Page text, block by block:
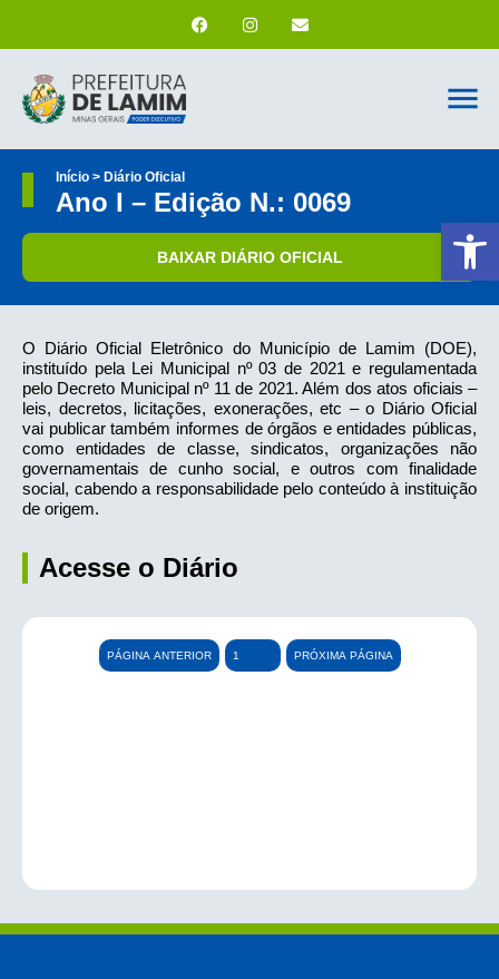
Início > Diário Oficial
Ano I – Edição N.: 0069
BAIXAR DIÁRIO OFICIAL
O Diário Oficial Eletrônico do Município de Lamim (DOE),
instituído pela Lei Municipal nº 03 de 2021 e regulamentada
pelo Decreto Municipal nº 11 de 2021. Além dos atos oficiais –
leis, decretos, licitações, exonerações, etc – o Diário Oficial
vai publicar também informes de órgãos e entidades públicas,
como entidades de classe, sindicatos, organizações não
governamentais de cunho social, e outros com finalidade
social, cabendo a responsabilidade pelo conteúdo à instituição
de origem.
Acesse o Diário
PÁGINA ANTERIOR PRÓXIMA PÁGINA